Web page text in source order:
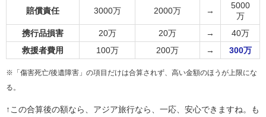
賠償責任 3000万 2000万 →
5000
万
携行品損害
20万 20万 →
40万
救援者費用
100万 200万 → 300万
※「傷害死亡/後遺障害」の項目だけは合算されず、高い金額のほうが上限にな
る。
↑この合算後の額なら、アジア旅行なら、一応、安心できますね。も